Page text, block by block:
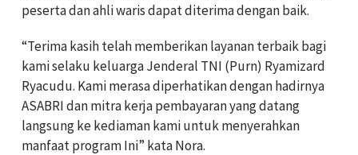
peserta dan ahli waris dapat diterima dengan baik.
“Terima kasih telah memberikan layanan terbaik bagi
kami selaku keluarga Jenderal TNI (Purn) Ryamizard
Ryacudu. Kami merasa diperhatikan dengan hadirnya
ASABRI dan mitra kerja pembayaran yang datang
langsung ke kediaman kami untuk menyerahkan
manfaat program Ini” kata Nora.